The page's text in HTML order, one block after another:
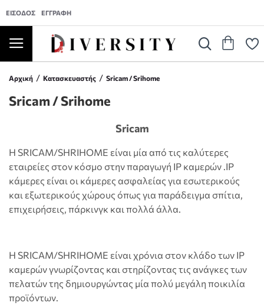
ΕΊΣΟΔΟΣ ΕΓΓΡΑΦΉ
Αρχική Κατασκευαστής Sricam / Srihome
Sricam / Srihome
Sricam
Η SRICAM/SHRIHOME είναι μία από τις καλύτερες
εταιρείες στον κόσμο στην παραγωγή IP καμερών .IP
κάμερες είναι οι κάμερες ασφαλείας για εσωτερικούς
και εξωτερικούς χώρους όπως για παράδειγμα σπίτια,
επιχειρήσεις, πάρκινγκ και πολλά άλλα.
Η SRICAM/SHRIHOME είναι χρόνια στον κλάδο των IP
καμερών γνωρίζοντας και στηρίζοντας τις ανάγκες των
πελατών της δημιουργώντας μία πολύ μεγάλη ποικιλία
προϊόντων.